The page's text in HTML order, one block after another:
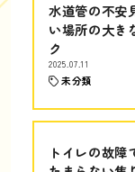
水道管の不安
い場所の大き
ク
2025.07.11
未分類
トイレの故障